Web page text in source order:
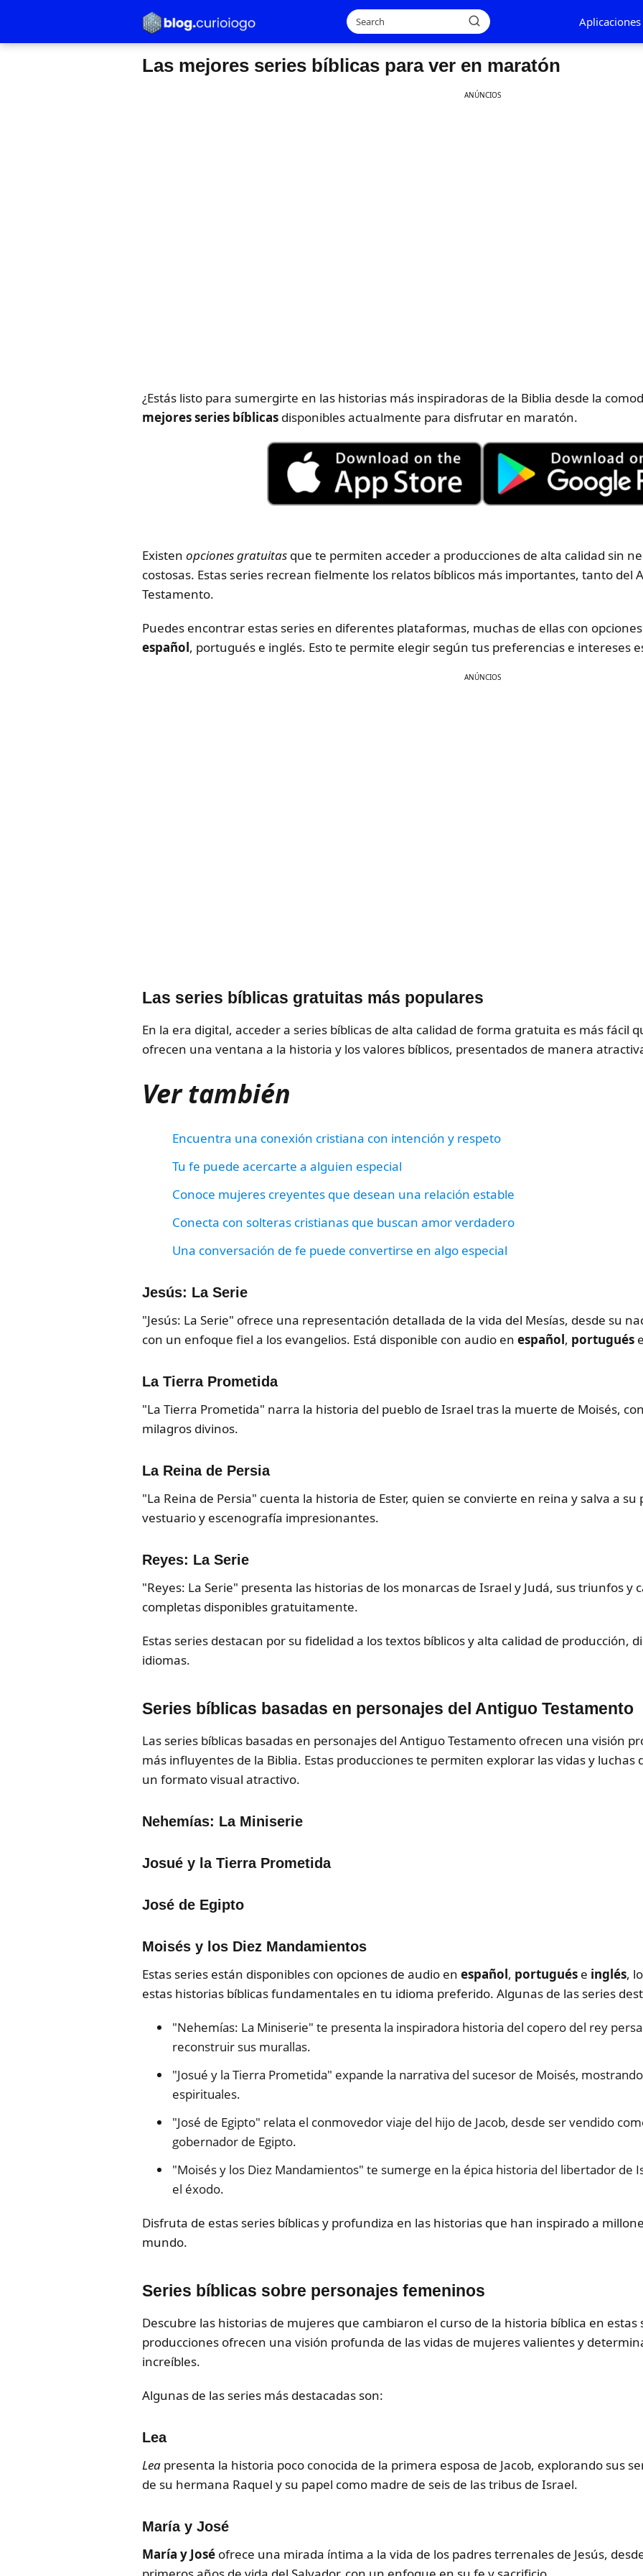
Aplicaciones
Las mejores series bíblicas para ver en maratón
ANÚNCIOS
¿Estás listo para sumergirte en las historias más inspiradoras de la Biblia desde la
mejores series bíblicas disponibles actualmente para disfrutar en maratón.
Existen opciones gratuitas que te permiten acceder a producciones de alta calidad sin
costosas. Estas series recrean fielmente los relatos bíblicos más importantes, tanto del
Testamento.
Puedes encontrar estas series en diferentes plataformas, muchas de ellas con
español, portugués e inglés. Esto te permite elegir según tus preferencias e intereses
ANÚNCIOS
Las series bíblicas gratuitas más populares
En la era digital, acceder a series bíblicas de alta calidad de forma gratuita es más fácil
ofrecen una ventana a la historia y los valores bíblicos, presentados de manera
Ver también
Encuentra una conexión cristiana con intención y respeto
Tu fe puede acercarte a alguien especial
Conoce mujeres creyentes que desean una relación estable
Conecta con solteras cristianas que buscan amor verdadero
Una conversación de fe puede convertirse en algo especial
Jesús: La Serie
"Jesús: La Serie" ofrece una representación detallada de la vida del Mesías, desde su
con un enfoque fiel a los evangelios. Está disponible con audio en español, portugués e
La Tierra Prometida
"La Tierra Prometida" narra la historia del pueblo de Israel tras la muerte de Moisés,
milagros divinos.
La Reina de Persia
"La Reina de Persia" cuenta la historia de Ester, quien se convierte en reina y salva a
vestuario y escenografía impresionantes.
Reyes: La Serie
"Reyes: La Serie" presenta las historias de los monarcas de Israel y Judá, sus triunfos y
completas disponibles gratuitamente.
Estas series destacan por su fidelidad a los textos bíblicos y alta calidad de producción,
idiomas.
Series bíblicas basadas en personajes del Antiguo Testamento
Las series bíblicas basadas en personajes del Antiguo Testamento ofrecen una visión
más influyentes de la Biblia. Estas producciones te permiten explorar las vidas y luchas
un formato visual atractivo.
Nehemías: La Miniserie
Josué y la Tierra Prometida
José de Egipto
Moisés y los Diez Mandamientos
Estas series están disponibles con opciones de audio en español, portugués e inglés,
estas historias bíblicas fundamentales en tu idioma preferido. Algunas de las series
"Nehemías: La Miniserie" te presenta la inspiradora historia del copero del rey
reconstruir sus murallas.
"Josué y la Tierra Prometida" expande la narrativa del sucesor de Moisés,
espirituales.
"José de Egipto" relata el conmovedor viaje del hijo de Jacob, desde ser vendido
gobernador de Egipto.
"Moisés y los Diez Mandamientos" te sumerge en la épica historia del libertador de
el éxodo.
Disfruta de estas series bíblicas y profundiza en las historias que han inspirado a
mundo.
Series bíblicas sobre personajes femeninos
Descubre las historias de mujeres que cambiaron el curso de la historia bíblica en estas
producciones ofrecen una visión profunda de las vidas de mujeres valientes y
increíbles.
Algunas de las series más destacadas son:
Lea
Lea presenta la historia poco conocida de la primera esposa de Jacob, explorando sus
de su hermana Raquel y su papel como madre de seis de las tribus de Israel.
María y José
María y José ofrece una mirada íntima a la vida de los padres terrenales de Jesús,